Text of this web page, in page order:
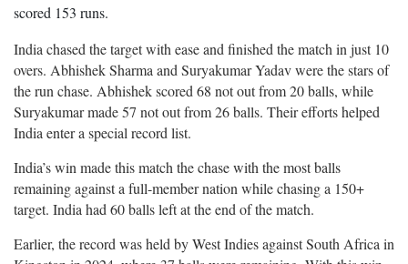
scored 153 runs.
India chased the target with ease and finished the match in just 10
overs. Abhishek Sharma and Suryakumar Yadav were the stars of
the run chase. Abhishek scored 68 not out from 20 balls, while
Suryakumar made 57 not out from 26 balls. Their efforts helped
India enter a special record list.
India’s win made this match the chase with the most balls
remaining against a full-member nation while chasing a 150+
target. India had 60 balls left at the end of the match.
Earlier, the record was held by West Indies against South Africa in